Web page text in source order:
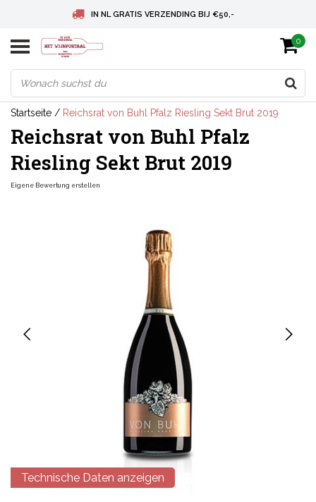
IN NL GRATIS VERZENDING BIJ €50,-
BELGIE GRATIS VERZENDING BIJ € 75
DEUTSCHLAND VERSANDKOSTENFREI AB € 75
0
Startseite / Reichsrat von Buhl Pfalz Riesling Sekt Brut 2019
Reichsrat von Buhl Pfalz
Riesling Sekt Brut 2019
Eigene Bewertung erstellen
Technische Daten anzeigen